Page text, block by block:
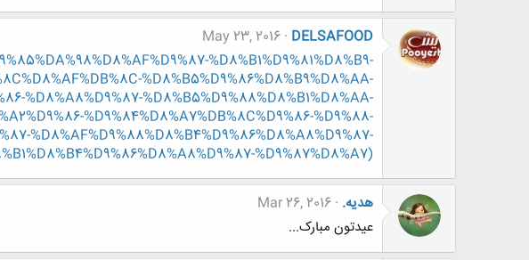
DELSAFOOD
May 23, 2016
%D8%B1%D9%81%D8%B9-
%D8%B5%D9%86%D8%B9%D8%AA-
%D8%A8%D9%87-%D8%B5%D9%88%D8%B1%D8%AA-
%D9%84%D8%A7%DB%8C%D9%86-%D9%88-
%D8%AF%D9%88%D8%B4%D9%86%D8%A8%D9%87-
%D9%87%D8%A7)
هدیه. Mar 26, 2016
عیدتون مبارک...